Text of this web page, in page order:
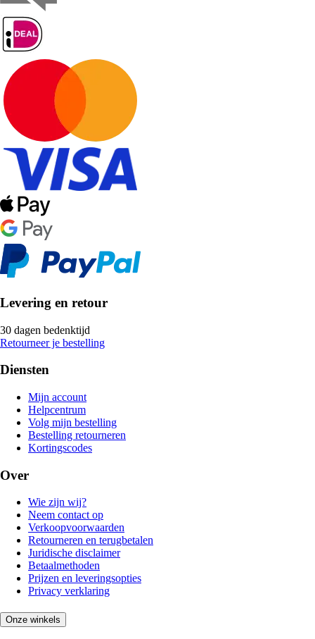
Levering en retour
30 dagen bedenktijd
Retourneer je bestelling
Diensten
Mijn account
Helpcentrum
Volg mijn bestelling
Bestelling retourneren
Kortingscodes
Over
Wie zijn wij?
Neem contact op
Verkoopvoorwaarden
Retourneren en terugbetalen
Juridische disclaimer
Betaalmethoden
Prijzen en leveringsopties
Privacy verklaring
Onze winkels